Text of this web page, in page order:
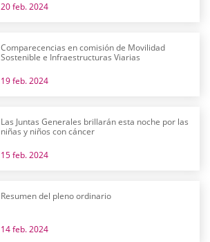
20 feb. 2024
Comparecencias en comisión de Movilidad
Sostenible e Infraestructuras Viarias
19 feb. 2024
Las Juntas Generales brillarán esta noche por las
niñas y niños con cáncer
15 feb. 2024
Resumen del pleno ordinario
14 feb. 2024